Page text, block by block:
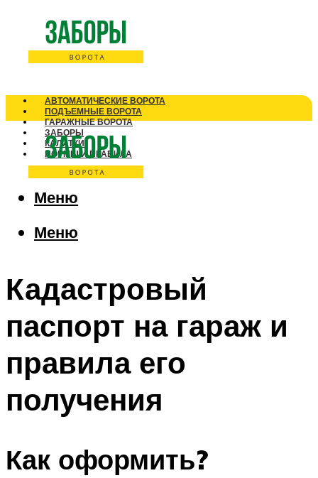
АВТОМАТИЧЕСКИЕ ВОРОТА
ПОДЪЕМНЫЕ ВОРОТА
ГАРАЖНЫЕ ВОРОТА
ЗАБОРЫ
КАЛИТКИ
НОРМЫ И ПРАВИЛА
Меню
Меню
Кадастровый
паспорт на гараж и
правила его
получения
Как оформить?